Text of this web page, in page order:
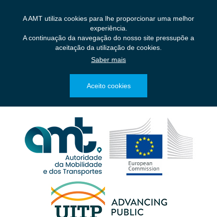
A AMT utiliza cookies para lhe proporcionar uma melhor
experiência.
A continuação da navegação do nosso site pressupõe a
aceitação da utilização de cookies.
Saber mais
Aceito cookies